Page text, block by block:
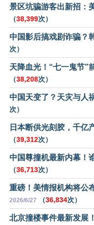
景区坑骗游客出新招：
（38,399次）
中国影后搞戏剧诈骗？
次）
天降血光！“七一鬼节”
（38,208次）
中国天变了？天灾与人
次）
日本断供光刻胶，千亿
（39,312次）
中国尊撞机最新内幕！
（36,713次）
重磅！美情报机构将公
2026/6/27 （36,834次）
北京撞楼事件最新发展